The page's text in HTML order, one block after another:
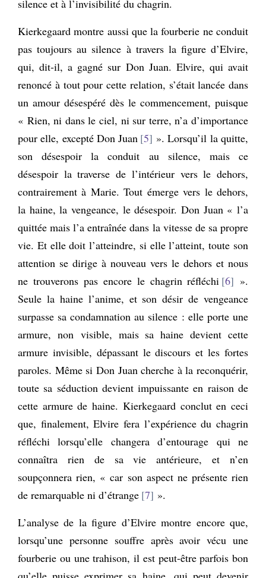
silence et à l’invisibilité du chagrin.
Kierkegaard montre aussi que la fourberie ne conduit
pas toujours au silence à travers la figure d’Elvire,
qui, dit-il, a gagné sur Don Juan. Elvire, qui avait
renoncé à tout pour cette relation, s’était lancée dans
un amour désespéré dès le commencement, puisque
« Rien, ni dans le ciel, ni sur terre, n’a d’importance
pour elle, excepté Don Juan 5 ». Lorsqu’il la quitte,
son désespoir la conduit au silence, mais ce
désespoir la traverse de l’intérieur vers le dehors,
contrairement à Marie. Tout émerge vers le dehors,
la haine, la vengeance, le désespoir. Don Juan « l’a
quittée mais l’a entraînée dans la vitesse de sa propre
vie. Et elle doit l’atteindre, si elle l’atteint, toute son
attention se dirige à nouveau vers le dehors et nous
ne trouverons pas encore le chagrin réfléchi 6
».
Seule la haine l’anime, et son désir de vengeance
surpasse sa condamnation au silence : elle porte une
armure, non visible, mais sa haine devient cette
armure invisible, dépassant le discours et les fortes
paroles. Même si Don Juan cherche à la reconquérir,
toute sa séduction devient impuissante en raison de
cette armure de haine. Kierkegaard conclut en ceci
que, finalement, Elvire fera l’expérience du chagrin
réfléchi lorsqu’elle changera d’entourage qui ne
connaîtra rien de sa vie antérieure, et n’en
soupçonnera rien, « car son aspect ne présente rien
de remarquable ni d’étrange 7 ».
L’analyse de la figure d’Elvire montre encore que,
lorsqu’une personne souffre après avoir vécu une
fourberie ou une trahison, il est peut-être parfois bon